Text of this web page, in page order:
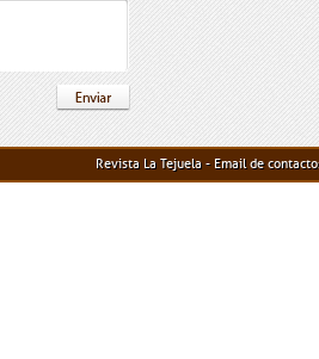
Revista La Tejuela - Email de